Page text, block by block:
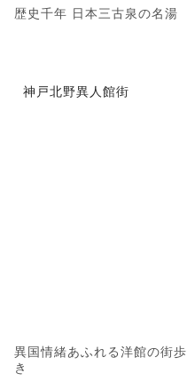
歴史千年 日本三古泉の名湯
神戸北野異人館街
異国情緒あふれる洋館の街歩
き